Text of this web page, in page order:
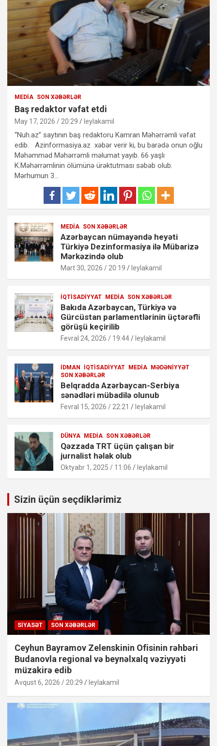
MEDIA SON XƏBƏRLƏR
Baş redaktor vəfat etdi
May 17, 2026 / 20:29 leylakamil
“Nuh.az” saytının baş redaktoru Kamran Məhərrəmli vəfat
edib. Azinformasiya.az xəbər verir ki, bu barədə onun oğlu
Məhəmməd Məhərrəmli məlumat yayıb. 66 yaşlı
K.Məhərrəmlinin ölümünə ürəktutması səbəb olub.
Mərhumun 3…
MEDIA SON XƏBƏRLƏR
Azərbaycan nümayəndə heyəti
Türkiyə Dezinformasiya ilə Mübarizə
Mərkəzində olub
Mart 30, 2026 / 20:19 leylakamil
İQTISADIYYAT MEDIA SON XƏBƏRLƏR
Bakıda Azərbaycan, Türkiyə və
Gürcüstan parlamentlərinin üçtərəfli
görüşü keçirilib
Fevral 24, 2026 / 19:44 leylakamil
İDMAN İQTISADIYYAT MEDIA MƏDƏNIYYƏT
SON XƏBƏRLƏR
Belqradda Azərbaycan-Serbiya
sənədləri mübadilə olunub
Fevral 15, 2026 / 22:21 leylakamil
DÜNYA MEDIA SON XƏBƏRLƏR
Qəzzada TRT üçün çalışan bir
jurnalist həlak olub
Oktyabr 1, 2025 / 11:06 leylakamil
Sizin üçün seçdiklərimiz
SIYASƏT SON XƏBƏRLƏR
Ceyhun Bayramov Zelenskinin Ofisinin rəhbəri
Budanovla regional və beynəlxalq vəziyyəti
müzakirə edib
Avqust 6, 2026 / 20:29 leylakamil